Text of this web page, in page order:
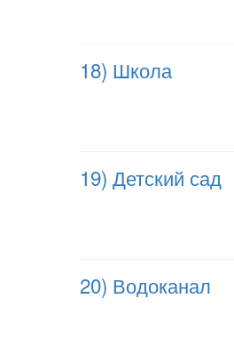
18) Школа
19) Детский сад
20) Водоканал